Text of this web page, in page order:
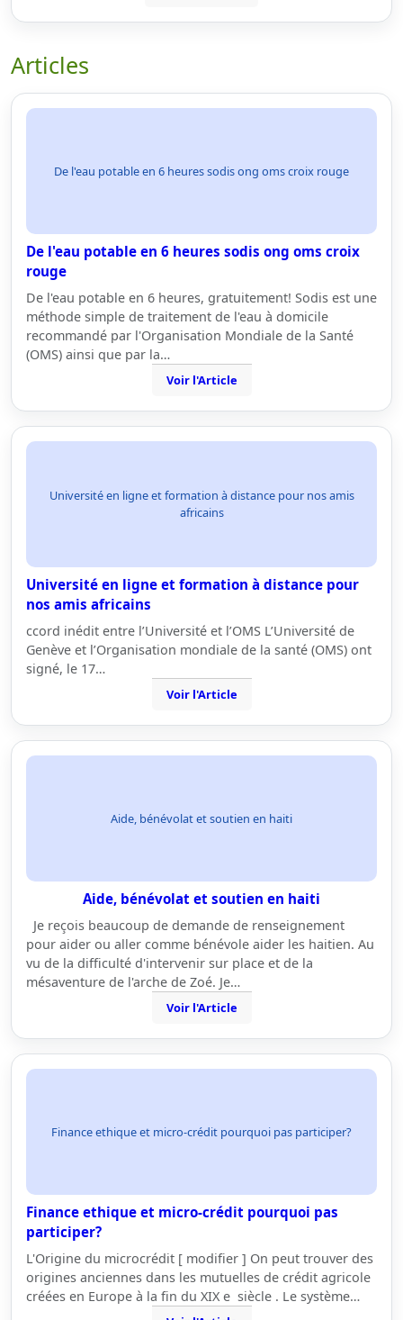
Articles
De l'eau potable en 6 heures sodis ong oms croix rouge
De l'eau potable en 6 heures sodis ong oms croix
rouge
De l'eau potable en 6 heures, gratuitement! Sodis est une
méthode simple de traitement de l'eau à domicile
recommandé par l'Organisation Mondiale de la Santé
(OMS) ainsi que par la…
Voir l'Article
Université en ligne et formation à distance pour nos amis
africains
Université en ligne et formation à distance pour
nos amis africains
ccord inédit entre l’Université et l’OMS L’Université de
Genève et l’Organisation mondiale de la santé (OMS) ont
signé, le 17…
Voir l'Article
Aide, bénévolat et soutien en haiti
Aide, bénévolat et soutien en haiti
Je reçois beaucoup de demande de renseignement
pour aider ou aller comme bénévole aider les haitien. Au
vu de la difficulté d'intervenir sur place et de la
mésaventure de l'arche de Zoé. Je…
Voir l'Article
Finance ethique et micro-crédit pourquoi pas participer?
Finance ethique et micro-crédit pourquoi pas
participer?
L'Origine du microcrédit [ modifier ] On peut trouver des
origines anciennes dans les mutuelles de crédit agricole
créées en Europe à la fin du XIX e siècle . Le système…